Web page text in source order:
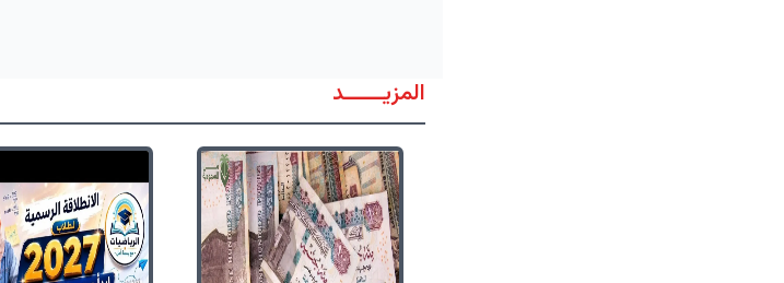
المزيــــــد